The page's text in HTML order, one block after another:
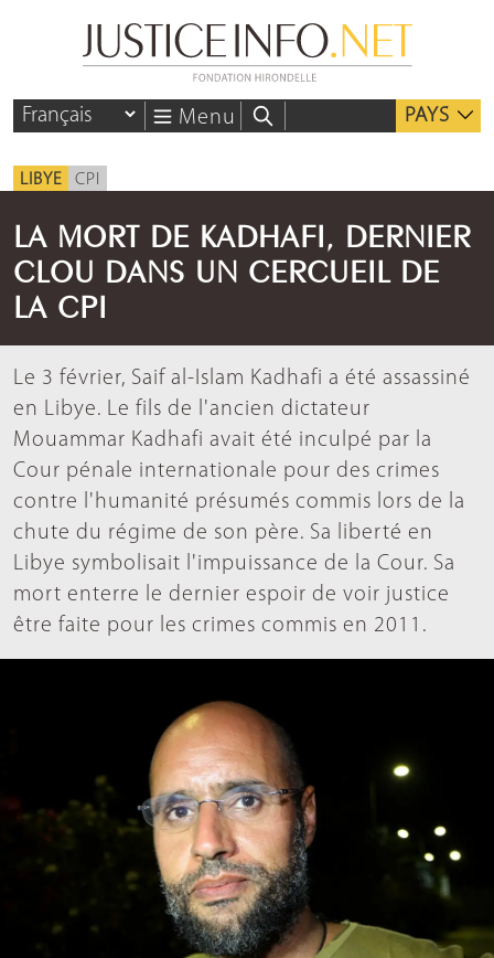
Menu PAYS
LIBYE CPI
LA MORT DE KADHAFI, DERNIER
CLOU DANS UN CERCUEIL DE
LA CPI
Le 3 février, Saif al-Islam Kadhafi a été assassiné
en Libye. Le fils de l'ancien dictateur
Mouammar Kadhafi avait été inculpé par la
Cour pénale internationale pour des crimes
contre l'humanité présumés commis lors de la
chute du régime de son père. Sa liberté en
Libye symbolisait l'impuissance de la Cour. Sa
mort enterre le dernier espoir de voir justice
être faite pour les crimes commis en 2011.